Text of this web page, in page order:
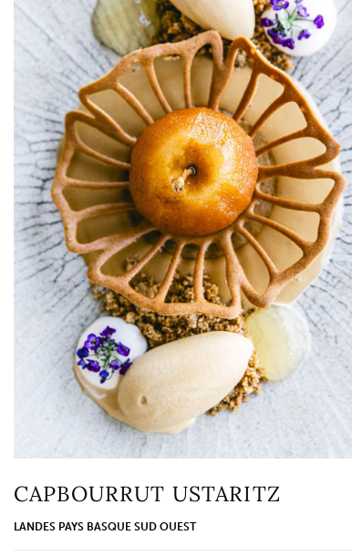
CAPBOURRUT USTARITZ
LANDES PAYS BASQUE SUD OUEST